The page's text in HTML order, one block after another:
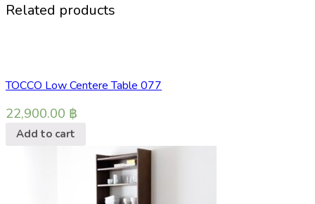
Related products
TOCCO Low Centere Table 077
22,900.00 ฿
Add to cart